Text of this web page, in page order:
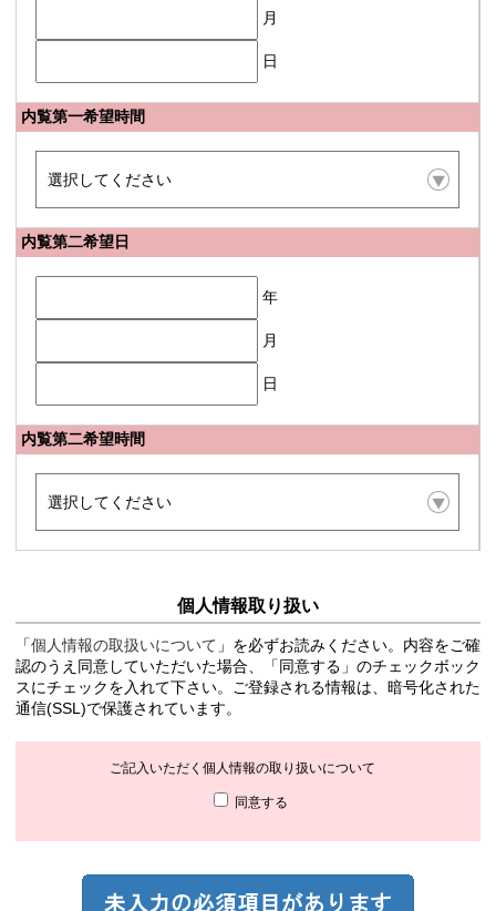
月
日
内覧第一希望時間
内覧第二希望日
年
月
日
内覧第二希望時間
個人情報取り扱い
「個人情報の取扱いについて 」を必ずお読みください。内容をご確
認のうえ同意していただいた場合、「同意する」のチェックボック
スにチェックを入れて下さい。ご登録される情報は、暗号化された
通信(SSL)で保護されています。
ご記入いただく個人情報の取り扱いについて
同意する